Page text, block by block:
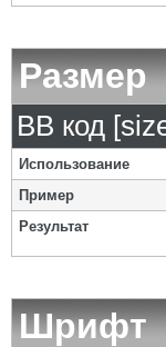
Размер
BB код
Использование
Пример
Результат
Шрифт